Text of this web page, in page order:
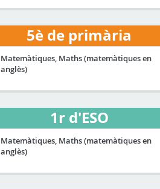
5è de primària
Matemàtiques, Maths (matemàtiques en
anglès)
1r d'ESO
Matemàtiques, Maths (matemàtiques en
anglès)